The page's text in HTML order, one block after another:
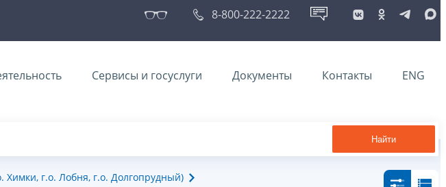
8-800-222-2222
Сервисы и госуслуги Документы Контакты ENG
Найти
г.о. Лобня, г.о. Долгопрудный)